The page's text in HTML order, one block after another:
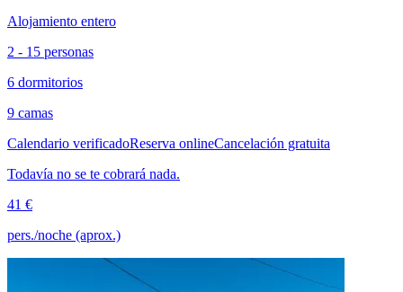
Alojamiento entero
2 - 15 personas
6 dormitorios
9 camas
Calendario verificadoReserva onlineCancelación gratuita
Todavía no se te cobrará nada.
41 €
pers./noche (aprox.)